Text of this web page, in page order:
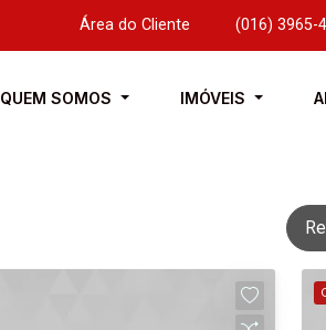
Área do Cliente (016) 3965-
QUEM SOMOS IMÓVEIS